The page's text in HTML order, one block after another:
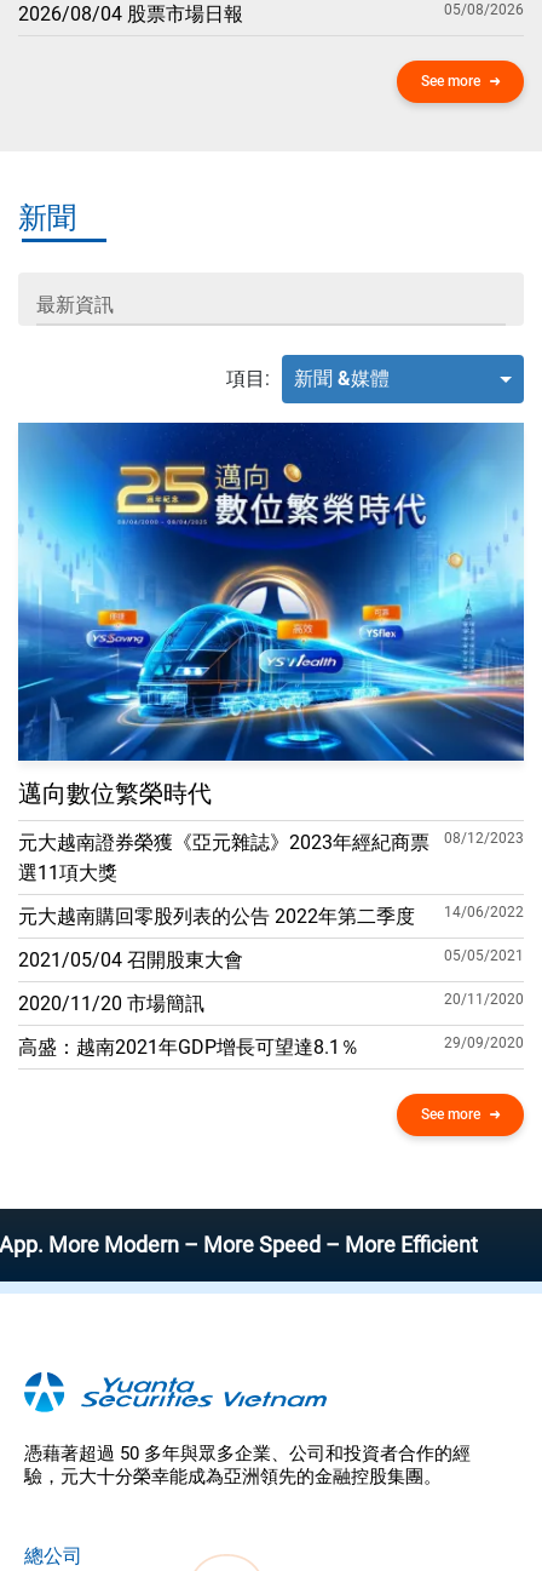
2026/08/04 股票市場日報 05/08/2026
See more
新聞
最新資訊
項目: 新聞 &媒體
邁向數位繁榮時代
元大越南證券榮獲《亞元雜誌》2023年經紀商票
選11項大獎
08/12/2023
元大越南購回零股列表的公告 2022年第二季度 14/06/2022
2021/05/04 召開股東大會 05/05/2021
2020/11/20 市場簡訊 20/11/2020
高盛：越南2021年GDP增​​長可望達8.1％ 29/09/2020
See more
Modern – More Speed – More Efficient
憑藉著超過 50 多年與眾多企業、公司和投資者合作的經
驗，元大十分榮幸能成為亞洲領先的金融控股集團。
總公司